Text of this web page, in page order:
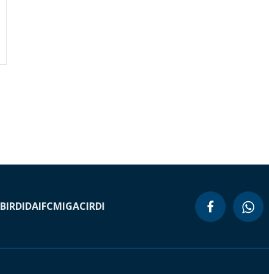
BIRDIDAIFCMIGACIRDI